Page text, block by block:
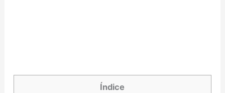
Índice